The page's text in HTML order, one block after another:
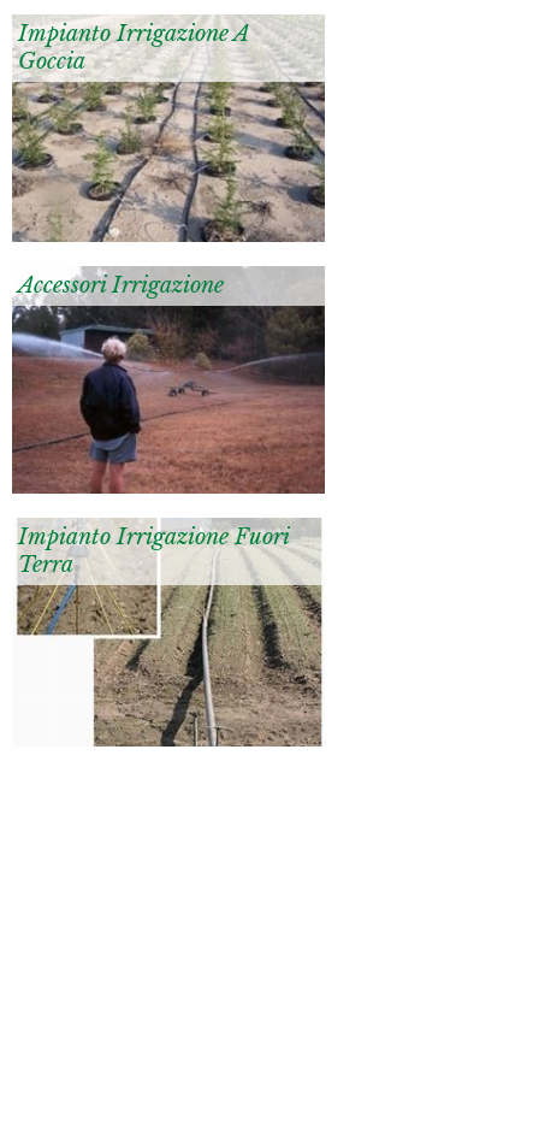
Impianto Irrigazione A
Goccia
Accessori Irrigazione
Impianto Irrigazione Fuori
Terra